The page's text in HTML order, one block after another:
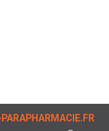
PARAPHARMACIE.FR